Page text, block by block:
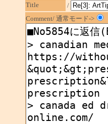
Title
/
Comment/ 通常モード->